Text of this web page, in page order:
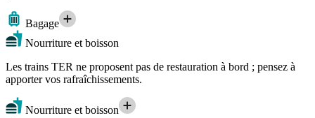
Bagage
Nourriture et boisson
Les trains TER ne proposent pas de restauration à bord ; pensez à
apporter vos rafraîchissements.
Nourriture et boisson